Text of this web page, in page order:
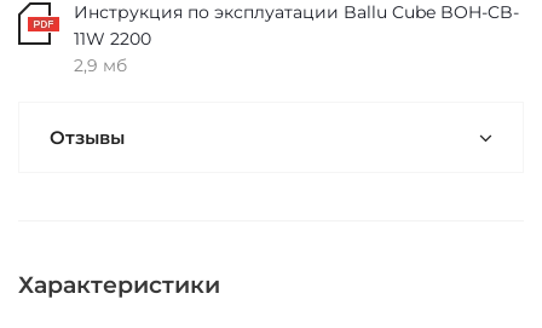
Инструкция по эксплуатации Ballu Cube BOH-CB-
11W 2200
2,9 мб
Отзывы
Характеристики